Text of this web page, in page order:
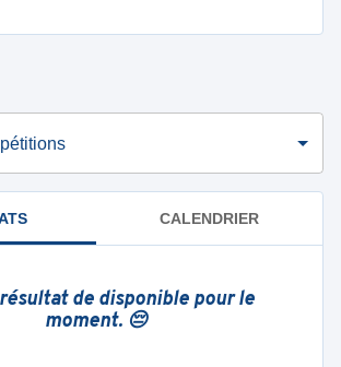
CALENDRIER
de disponible pour le
moment. 😔